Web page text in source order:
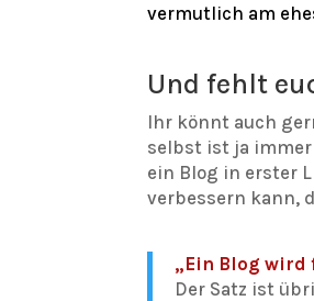
vermutlich am
Und fehlt
Ihr könnt auch
selbst ist ja
ein Blog in erster
verbessern kann,
„Ein Blog wird
Der Satz ist